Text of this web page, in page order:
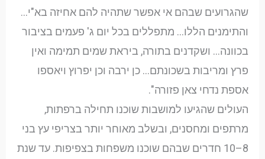
שהגרועים שבהם אי אפשר שתהיה להם אחיזה בא"י…
והתימנים הללו… מתפללים בכל יום ג' פעמים בציבור
בכוונה… ושקדנים בתורה, ביראת שמים תמימה ואין
פרץ ומריבות בשכונתם… כן ירבה וכן יפרוץ ויאספו
אספת נדחי צאן פזורה".
העולים שהגיעו למושבות שוכנו תחילה ברפתות,
מרתפים ומחסנים, ובשלב מאוחר יותר בצריפי עץ בני
8–10 חדרים שבהם שוכנו משפחות בצפיפות. עד שנת